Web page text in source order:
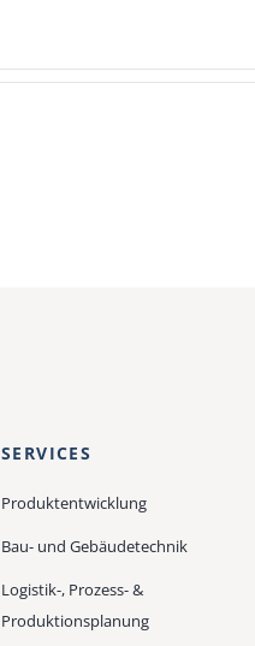
SERVICES
Produktentwicklung
Bau- und Gebäudetechnik
Logistik-, Prozess- &
Produktionsplanung